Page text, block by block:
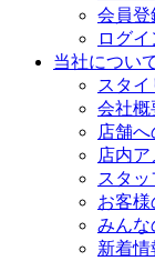
会員登
ログイ
当社につい
スタ
会社概
店舗
店内
スタ
お客様
みんな
新着